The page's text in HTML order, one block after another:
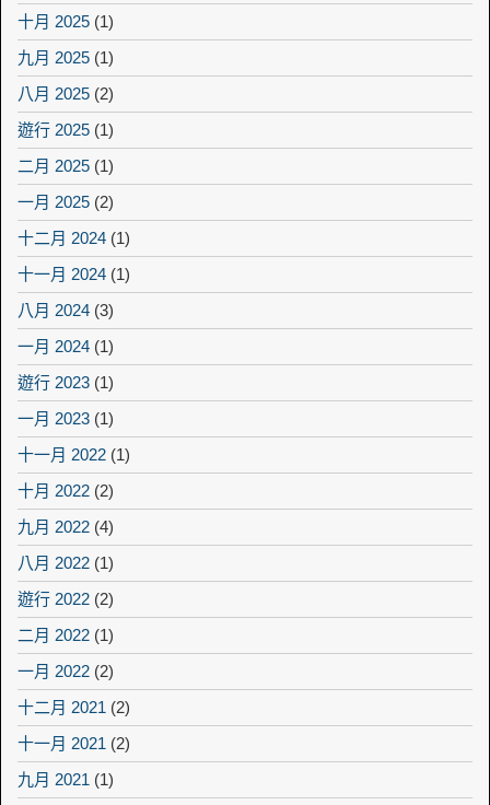
十月 2025 (1)
九月 2025 (1)
八月 2025 (2)
遊行 2025 (1)
二月 2025 (1)
一月 2025 (2)
十二月 2024 (1)
十一月 2024 (1)
八月 2024 (3)
一月 2024 (1)
遊行 2023 (1)
一月 2023 (1)
十一月 2022 (1)
十月 2022 (2)
九月 2022 (4)
八月 2022 (1)
遊行 2022 (2)
二月 2022 (1)
一月 2022 (2)
十二月 2021 (2)
十一月 2021 (2)
九月 2021 (1)